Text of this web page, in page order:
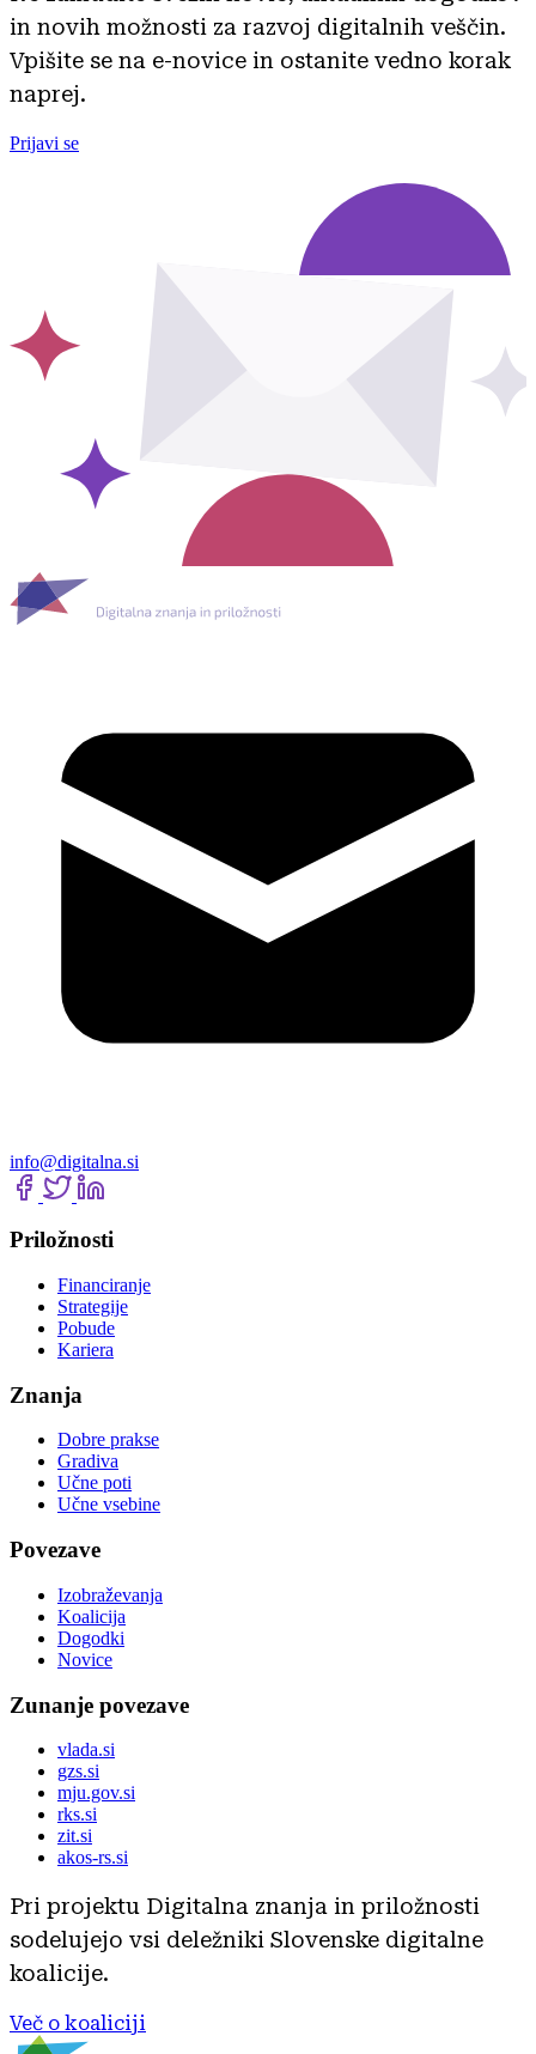
in novih možnosti za razvoj digitalnih veščin.
Vpišite se na e-novice in ostanite vedno korak
naprej.
Prijavi se
info@digitalna.si
Priložnosti
Financiranje
Strategije
Pobude
Kariera
Znanja
Dobre prakse
Gradiva
Učne poti
Učne vsebine
Povezave
Izobraževanja
Koalicija
Dogodki
Novice
Zunanje povezave
vlada.si
gzs.si
mju.gov.si
rks.si
zit.si
akos-rs.si
Pri projektu Digitalna znanja in priložnosti
sodelujejo vsi deležniki Slovenske digitalne
koalicije.
Več o koaliciji